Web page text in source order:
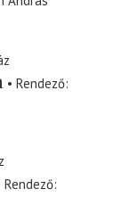
Rendező
Rendező